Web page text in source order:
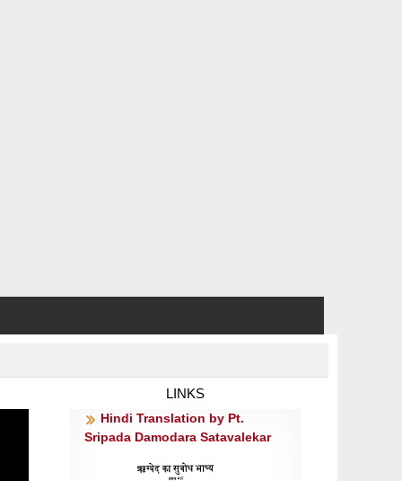
LINKS
Hindi Translation by Pt.
Sripada Damodara Satavalekar